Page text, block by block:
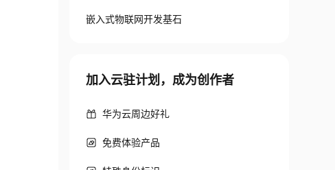
嵌入式物联网开发基石
加入云驻计划，成为创作者
华为云周边好礼
免费体验产品